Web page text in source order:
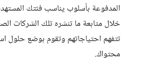
المدفوعة بأسلوب يناسب فئتك
خلال متابعة ما تنشره تلك الشركات
تتفهم احتياجاتهم وتقوم بوضع حلول
محتواك.